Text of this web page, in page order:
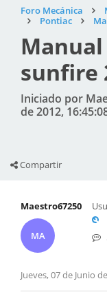
Foro Mecánica
Pontiac
sunfire
Iniciado por
de 2012,
Compartir
Maestro67250
MA
Jueves, 07 de Junio